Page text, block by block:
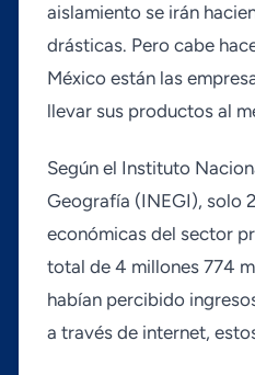
aislamiento se irán
drásticas. Pero cabe
México están las
llevar sus productos al
Según el Instituto
Geografí­a (INEGI), solo
económicas del sector
total de 4 millones 774
habí­an percibido
a través de internet,